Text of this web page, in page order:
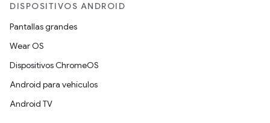
DISPOSITIVOS ANDROID
Pantallas grandes
Wear OS
Dispositivos ChromeOS
Android para vehículos
Android TV